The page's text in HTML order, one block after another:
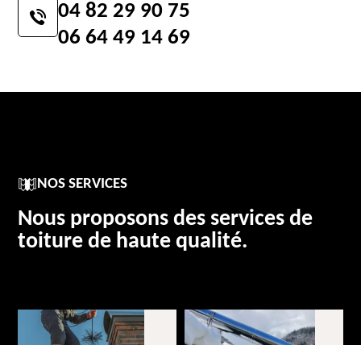
04 82 29 90 75
06 64 49 14 69
NOS SERVICES
Nous proposons des services de
toiture de haute qualité.